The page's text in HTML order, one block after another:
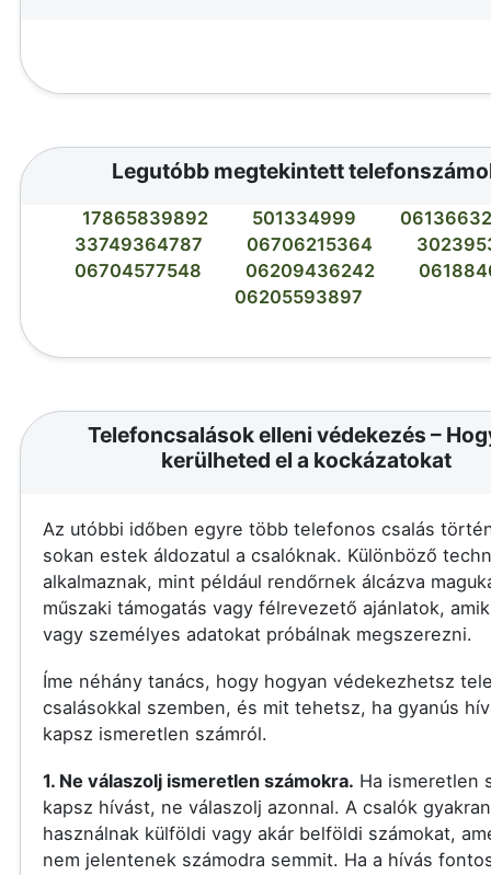
Legutóbb megtekintett
17865839892 501334999
33749364787
06706215364
06704577548
06209436242
06205593897
Telefoncsalások elleni védekezés –
kerülheted el a kockázatokat
Az utóbbi időben egyre több telefonos csalás
sokan estek áldozatul a csalóknak. Különböző
alkalmaznak, mint például rendőrnek álcázva
műszaki támogatás vagy félrevezető ajánlatok,
vagy személyes adatokat próbálnak megszerezni.
Íme néhány tanács, hogy hogyan védekezhetsz
csalásokkal szemben, és mit tehetsz, ha gyanús
kapsz ismeretlen számról.
1. Ne válaszolj ismeretlen számokra. Ha ismeretlen
kapsz hívást, ne válaszolj azonnal. A csalók gyakran
használnak külföldi vagy akár belföldi számokat,
nem jelentenek számodra semmit. Ha a hívás